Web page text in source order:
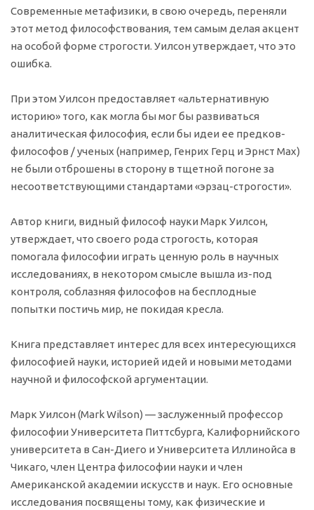
Современные метафизики, в свою очередь, переняли
этот метод философствования, тем самым делая акцент
на особой форме строгости. Уилсон утверждает, что это
ошибка.
При этом Уилсон предоставляет «альтернативную
историю» того, как могла бы мог бы развиваться
аналитическая философия, если бы идеи ее предков-
философов / ученых (например, Генрих Герц и Эрнст Мах)
не были отброшены в сторону в тщетной погоне за
несоответствующими стандартами «эрзац-строгости».
Автор книги, видный философ науки Марк Уилсон,
утверждает, что своего рода строгость, которая
помогала философии играть ценную роль в научных
исследованиях, в некотором смысле вышла из-под
контроля, соблазняя философов на бесплодные
попытки постичь мир, не покидая кресла.
Книга представляет интерес для всех интересующихся
философией науки, историей идей и новыми методами
научной и философской аргументации.
Марк Уилсон (Mark Wilson) — заслуженный профессор
философии Университета Питтсбурга, Калифорнийского
университета в Сан-Диего и Университета Иллинойса в
Чикаго, член Центра философии науки и член
Американской академии искусств и наук. Его основные
исследования посвящены тому, как физические и